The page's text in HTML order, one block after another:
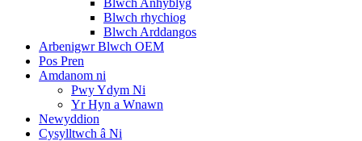
Blwch Anhyblyg
Blwch rhychiog
Blwch Arddangos
Arbenigwr Blwch OEM
Pos Pren
Amdanom ni
Pwy Ydym Ni
Yr Hyn a Wnawn
Newyddion
Cysylltwch â Ni